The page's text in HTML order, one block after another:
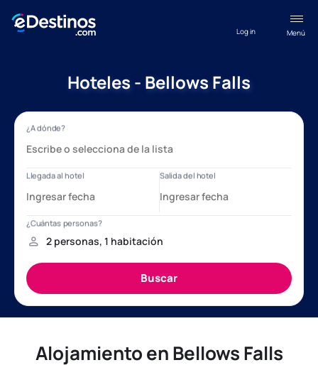
Menú
Log in
Hoteles - Bellows Falls
Alojamiento en Bellows Falls